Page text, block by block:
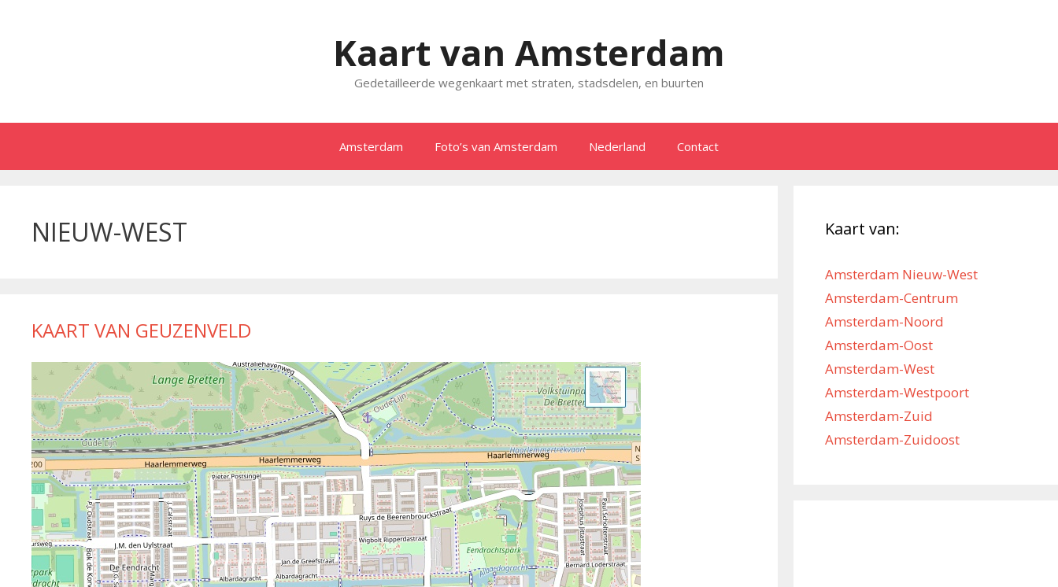
Kaart van Amsterdam
Gedetailleerde wegenkaart met straten, stadsdelen, en buurten
Amsterdam Foto’s van Amsterdam Nederland Contact
NIEUW-WEST
KAART VAN GEUZENVELD
Kaart van:
Amsterdam Nieuw-West
Amsterdam-Centrum
Amsterdam-Noord
Amsterdam-Oost
Amsterdam-West
Amsterdam-Westpoort
Amsterdam-Zuid
Amsterdam-Zuidoost